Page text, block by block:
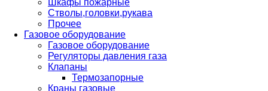
Шкафы пожарные
Стволы,головки,рукава
Прочее
Газовое оборудование
Газовое оборудование
Регуляторы давления газа
Клапаны
Термозапорные
Краны газовые